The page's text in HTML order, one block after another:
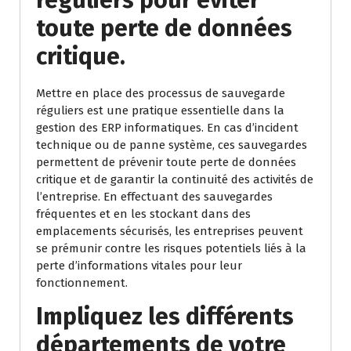
toute perte de données
critique.
Mettre en place des processus de sauvegarde
réguliers est une pratique essentielle dans la
gestion des ERP informatiques. En cas d’incident
technique ou de panne système, ces sauvegardes
permettent de prévenir toute perte de données
critique et de garantir la continuité des activités de
l’entreprise. En effectuant des sauvegardes
fréquentes et en les stockant dans des
emplacements sécurisés, les entreprises peuvent
se prémunir contre les risques potentiels liés à la
perte d’informations vitales pour leur
fonctionnement.
Impliquez les différents
départements de votre